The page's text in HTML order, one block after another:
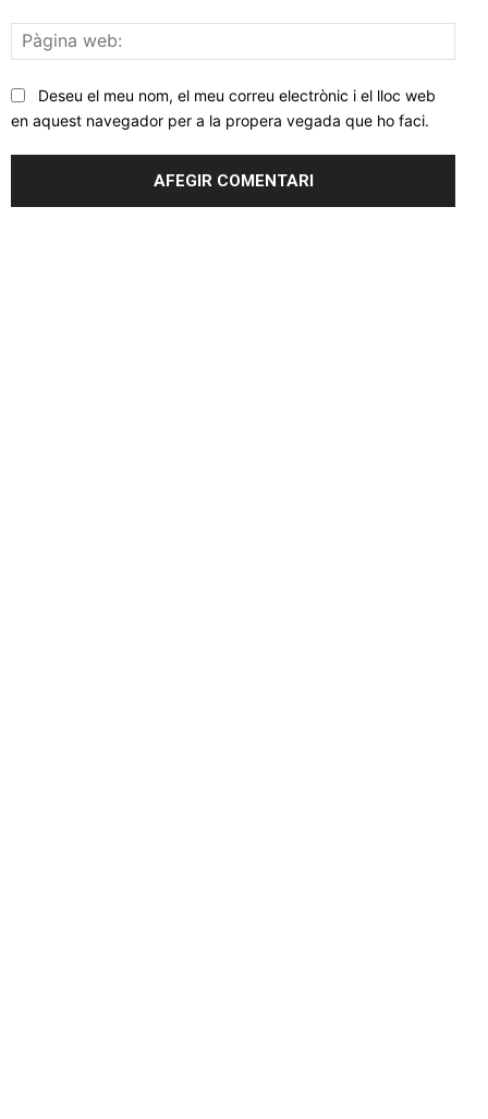
web:
Deseu el meu nom, el meu correu electrònic i el lloc web
en aquest navegador per a la propera vegada que ho faci.